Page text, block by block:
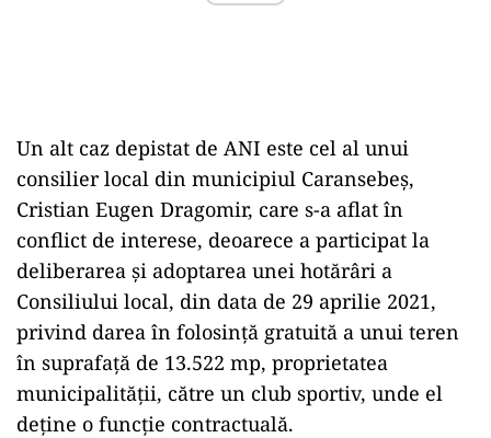
Un alt caz depistat de ANI este cel al unui
consilier local din municipiul Caransebeş,
Cristian Eugen Dragomir, care s-a aflat în
conflict de interese, deoarece a participat la
deliberarea şi adoptarea unei hotărâri a
Consiliului local, din data de 29 aprilie 2021,
privind darea în folosinţă gratuită a unui teren
în suprafaţă de 13.522 mp, proprietatea
municipalităţii, către un club sportiv, unde el
deţine o funcţie contractuală.